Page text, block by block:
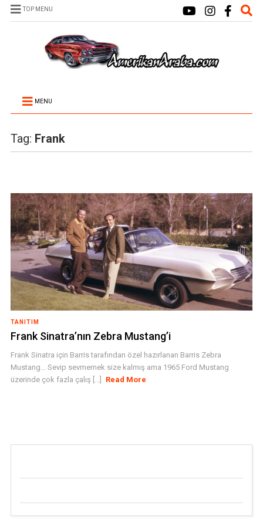
TOP MENU
MENU
Tag: Frank
TANITIM
Frank Sinatra’nın Zebra Mustang’i
Frank Sinatra için Barris tarafından özel hazırlanan Barris Zebra
Mustang... Sevip sevmemek size kalmış ama 1965 Ford Mustang
üzerinde çok fazla çalış [...]
Read More